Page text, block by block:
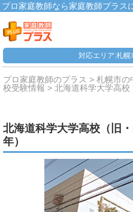
プロ家庭教師なら家庭教師プラス
対応エリア:札幌
プロ家庭教師のプラス 札幌市の
校受験情報
北海道科学大学高校
北海道科学大学高校（旧
年）